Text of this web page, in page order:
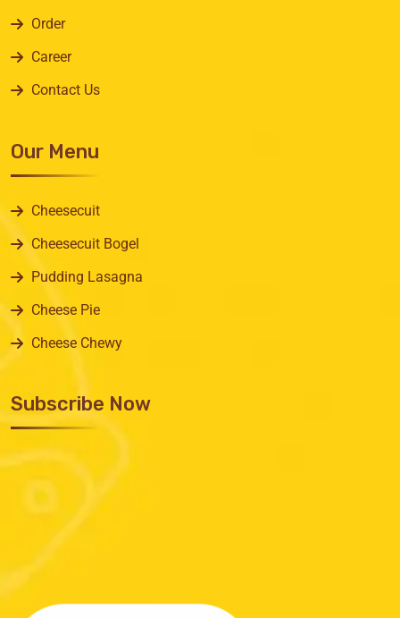
Order
Career
Contact Us
Our Menu
Cheesecuit
Cheesecuit Bogel
Pudding Lasagna
Cheese Pie
Cheese Chewy
Subscribe Now